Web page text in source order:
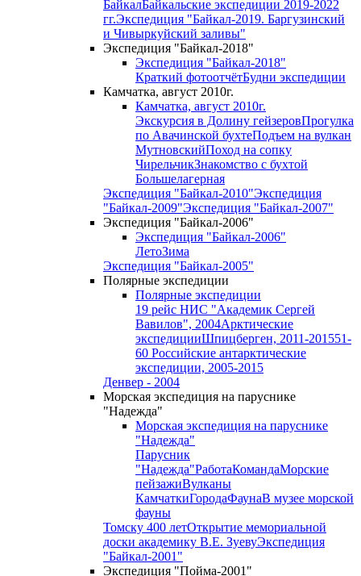
БайкалБайкальские экспедиции 2019-2022
гг.Экспедиция "Байкал-2019. Баргузинский
и Чивыркуйский заливы"
Экспедиция "Байкал-2018"
Экспедиция "Байкал-2018"
Краткий фотоотчётБудни экспедиции
Камчатка, август 2010г.
Камчатка, август 2010г.
Экскурсия в Долину гейзеровПрогулка
по Авачинской бухтеПодъем на вулкан
МутновскийПоход на сопку
ЧирельчикЗнакомство с бухтой
Большелагерная
Экспедиция "Байкал-2010"Экспедиция
"Байкал-2009"Экспедиция "Байкал-2007"
Экспедиция "Байкал-2006"
Экспедиция "Байкал-2006"
ЛетоЗима
Экспедиция "Байкал-2005"
Полярные экспедиции
Полярные экспедиции
19 рейс НИС "Академик Сергей
Вавилов", 2004Арктические
экспедицииШпицберген, 2011-201551-
60 Российские антарктические
экспедиции, 2005-2015
Денвер - 2004
Морская экспедиция на паруснике
"Надежда"
Морская экспедиция на паруснике
"Надежда"
Парусник
"Надежда"РаботаКомандаМорские
пейзажиВулканы
КамчаткиГородаФаунаВ музее морской
фауны
Томску 400 летОткрытие мемориальной
доски академику В.Е. ЗуевуЭкспедиция
"Байкал-2001"
Экспедиция "Пойма-2001"